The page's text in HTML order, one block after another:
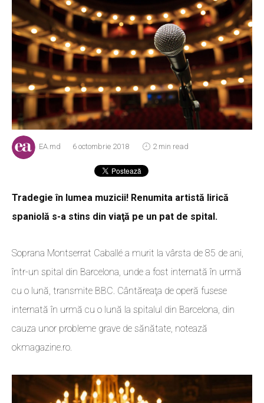
EA.md 6 octombrie 2018 2 min read
Tradegie în lumea muzicii! Renumita artistă lirică
spaniolă s-a stins din viaţă pe un pat de spital.
Soprana Montserrat Caballé a murit la vârsta de 85 de ani,
într-un spital din Barcelona, unde a fost internată în urmă
cu o lună, transmite BBC. Cântăreaţa de operă fusese
internată în urmă cu o lună la spitalul din Barcelona, din
cauza unor probleme grave de sănătate, notează
okmagazine.ro.